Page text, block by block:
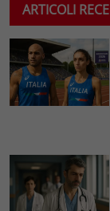
ARTICOLI